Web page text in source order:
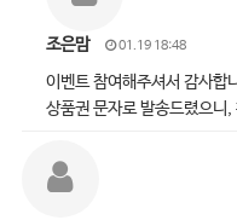
조은맘 01.19 18:48
이벤트 참여해주셔서 감사합
상품권 문자로 발송드렸으